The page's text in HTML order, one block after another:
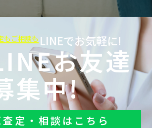
もご相談も LINEでお気軽に!
お友達
集中!
定・相談はこちら